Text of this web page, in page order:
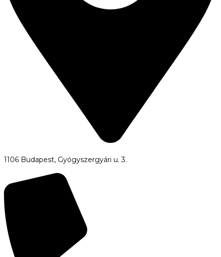
1106 Budapest, Gyógyszergyári u. 3.